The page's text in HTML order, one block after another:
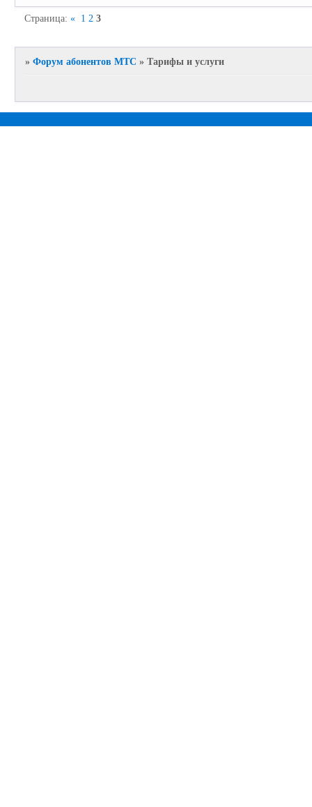
Страница:« 1 2 3
»Форум абонентов МТС »Тарифы и услуги